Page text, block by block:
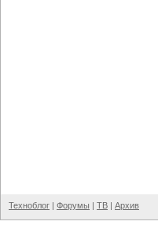
Техноблог | Форумы | ТВ | Архив